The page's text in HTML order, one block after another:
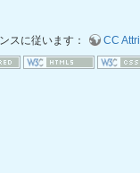
スに従います： CC